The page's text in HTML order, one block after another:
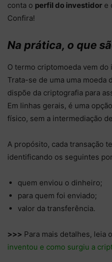
conta o perfil do investidor e
Confira!
Na prática, o que
O termo criptomoeda vem do
Trata-se de uma uma moeda
dispõe da criptografia para
Em linhas gerais, é uma
físico, sem a intermediação
A propósito, cada transação
identificando os seguintes
quem enviou o dinheiro;
para quem foi enviado;
valor da transferência.
>>> Para mais detalhes, leia
inventou e como surgiu a